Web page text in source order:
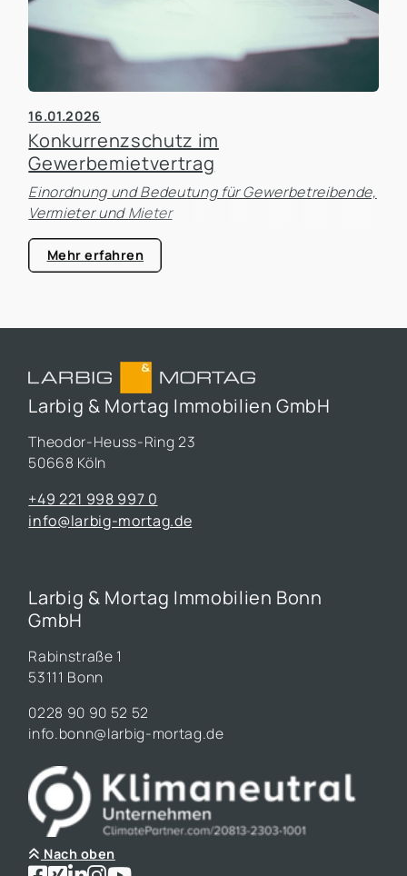
16.01.2026
Konkurrenzschutz im
Gewerbemietvertrag
Einordnung und Bedeutung für Gewerbetreibende,
Vermieter und Mieter
Mehr erfahren
Larbig & Mortag Immobilien GmbH
Theodor-Heuss-Ring 23
50668 Köln
+49 221 998 997 0
info@larbig-mortag.de
Larbig & Mortag Immobilien Bonn
GmbH
Rabinstraße 1
53111 Bonn
0228 90 90 52 52
info.bonn@larbig-mortag.de
Nach oben